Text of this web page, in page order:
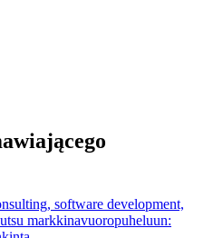
software development,
markkinavuoropuheluun: